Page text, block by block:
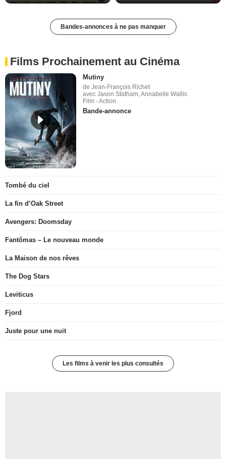
Bandes-annonces à ne pas manquer
Films Prochainement au Cinéma
Mutiny
de Jean-François Richet
avec Jason Statham, Annabelle Wallis
Film - Action
Bande-annonce
Tombé du ciel
La fin d’Oak Street
Avengers: Doomsday
Fantômas – Le nouveau monde
La Maison de nos rêves
The Dog Stars
Leviticus
Fjord
Juste pour une nuit
Les films à venir les plus consultés